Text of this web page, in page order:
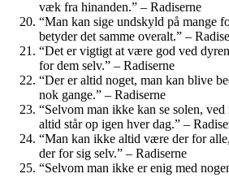
væk fra hinanden.” – Radiserne
“Man kan sige undskyld på mange
betyder det samme overalt.” –
“Det er vigtigt at være god ved
for dem selv.” – Radiserne
“Der er altid noget, man kan blive
nok gange.” – Radiserne
“Selvom man ikke kan se solen,
altid står op igen hver dag.” –
“Man kan ikke altid være der for
der for sig selv.” – Radiserne
“Selvom man ikke er enig med